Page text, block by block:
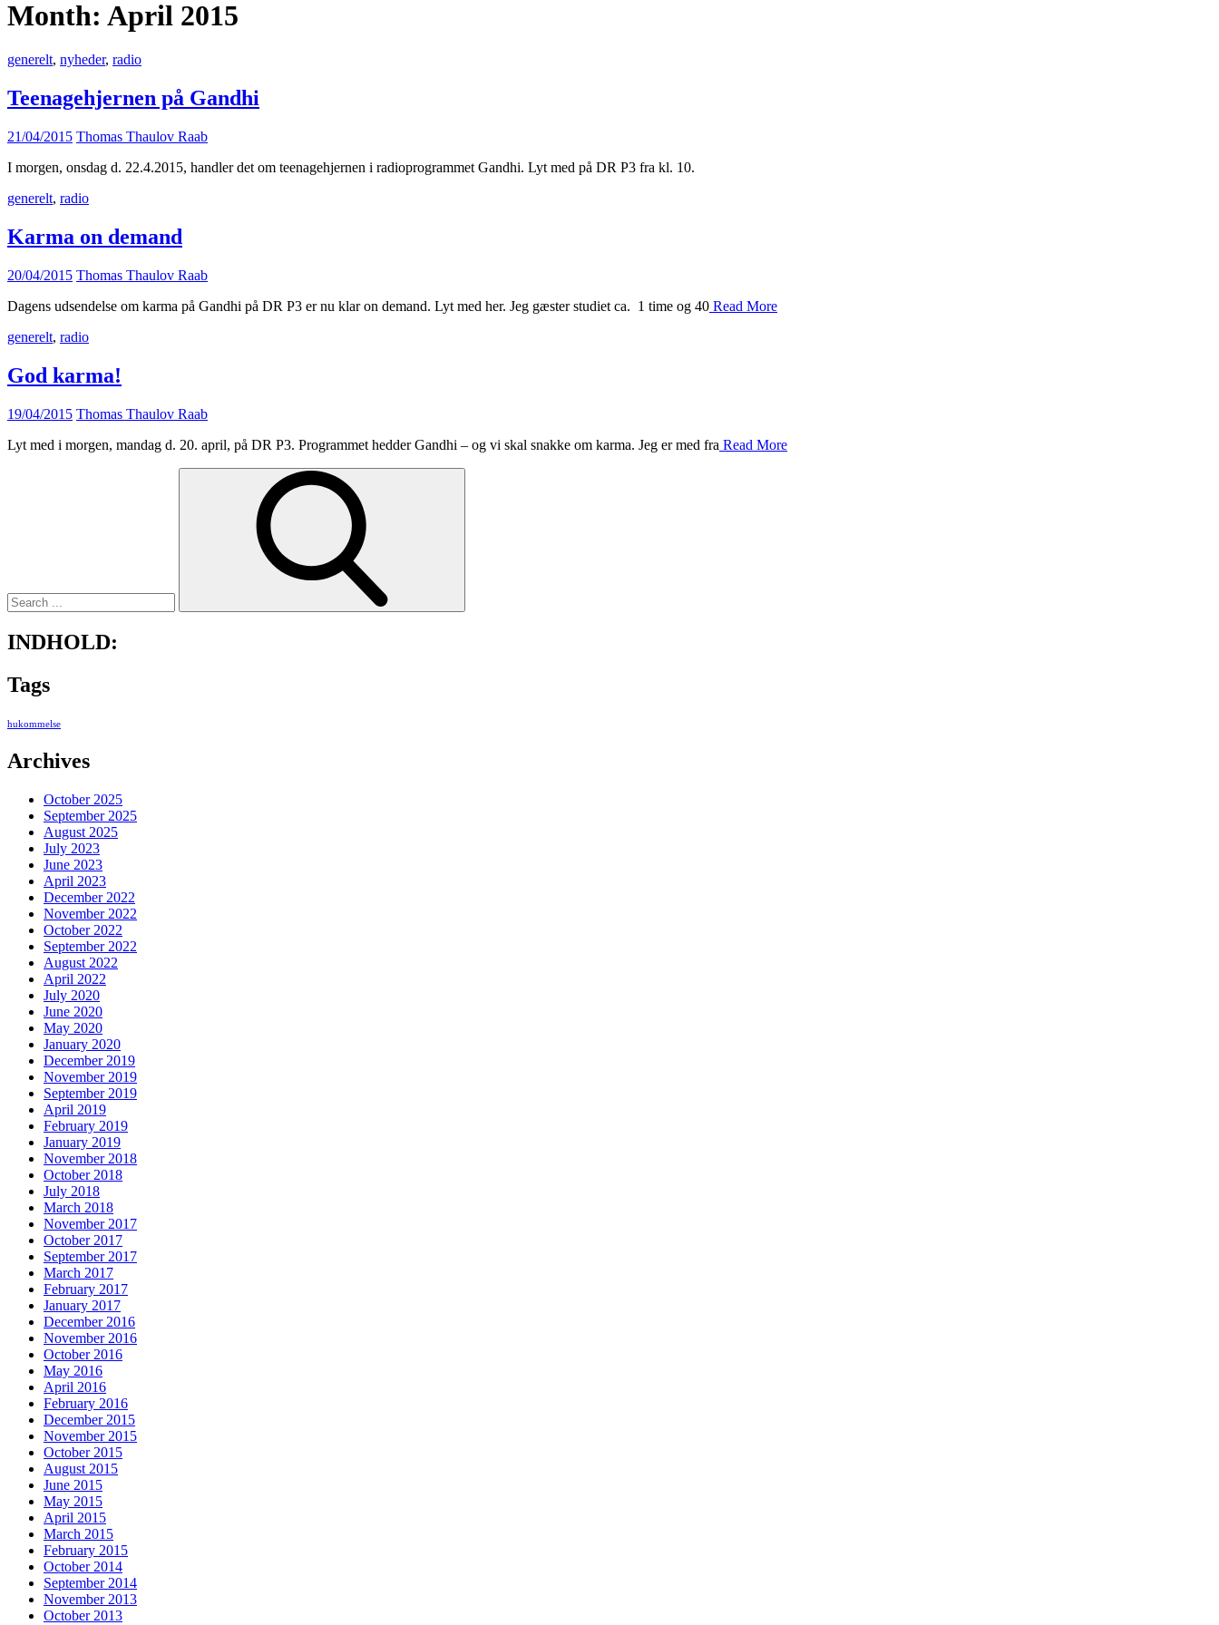
Month: April 2015
generelt, nyheder, radio
Teenagehjernen på Gandhi
Posted
21/04/2015 Thomas Thaulov Raab
I morgen, onsdag d. 22.4.2015, handler det om teenagehjernen i radioprogrammet Gandhi. Lyt med på DR P3 fra kl. 10.
generelt, radio
Karma on demand
Posted
20/04/2015 Thomas Thaulov Raab
Dagens udsendelse om karma på Gandhi på DR P3 er nu klar on demand. Lyt med her. Jeg gæster studiet ca. 1 time og 40 Read More
generelt, radio
God karma!
Posted
19/04/2015 Thomas Thaulov Raab
Lyt med i morgen, mandag d. 20. april, på DR P3. Programmet hedder Gandhi – og vi skal snakke om karma. Jeg er med fra Read More
INDHOLD:
Tags
hukommelse
Archives
October 2025
September 2025
August 2025
July 2023
June 2023
April 2023
December 2022
November 2022
October 2022
September 2022
August 2022
April 2022
July 2020
June 2020
May 2020
January 2020
December 2019
November 2019
September 2019
April 2019
February 2019
January 2019
November 2018
October 2018
July 2018
March 2018
November 2017
October 2017
September 2017
March 2017
February 2017
January 2017
December 2016
November 2016
October 2016
May 2016
April 2016
February 2016
December 2015
November 2015
October 2015
August 2015
June 2015
May 2015
April 2015
March 2015
February 2015
October 2014
September 2014
November 2013
October 2013